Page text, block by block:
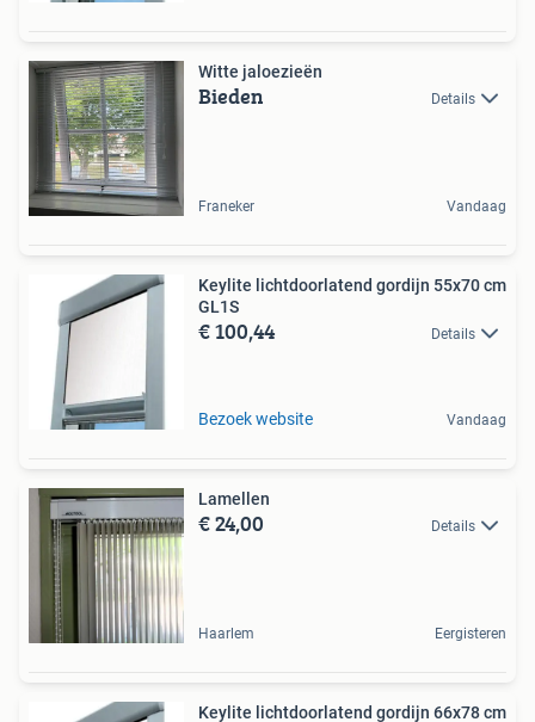
Witte jaloezieën
Bieden Details
Franeker Vandaag
Keylite lichtdoorlatend gordijn 55x70 cm
GL1S
€ 100,44 Details
Bezoek website Vandaag
Lamellen
€ 24,00 Details
Haarlem Eergisteren
Keylite lichtdoorlatend gordijn 66x78 cm